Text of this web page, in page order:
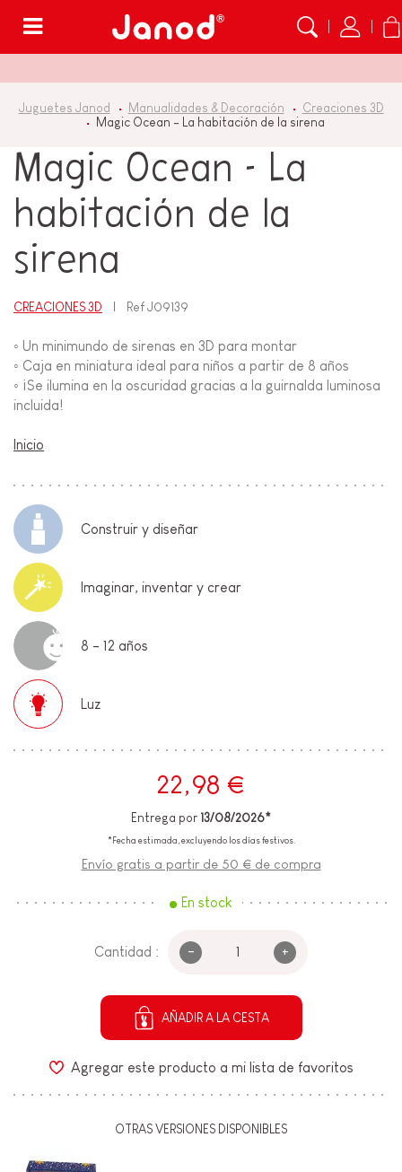
Juguetes Janod Manualidades & Decoración
Creaciones 3D
Magic Ocean - La habitación de la sirena
Magic Ocean - La
habitación de la
sirena
CREACIONES 3D RefJ09139
◦ Un minimundo de sirenas en 3D para montar
◦ Caja en miniatura ideal para niños a partir de 8 años
◦ ¡Se ilumina en la oscuridad gracias a la guirnalda luminosa
incluida!
Inicio
Construir y diseñar
Imaginar, inventar y crear
8 - 12 años
Luz
22,98 €
Entrega por 13/08/2026*
*Fecha estimada, excluyendo los días festivos.
Envío gratis a partir de 50 € de compra
En stock
Cantidad : - +
AÑADIR A LA CESTA
Agregar este producto a mi lista de favoritos
OTRAS VERSIONES DISPONIBLES